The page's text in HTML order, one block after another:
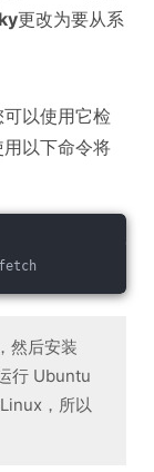
更改为要从系
以使用它检
以下命令将
然后安装
行 Ubuntu
，所以